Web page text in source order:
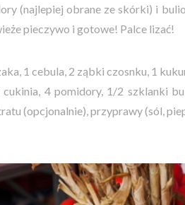
(najlepiej obrane ze skórki) i
pieczywo i gotowe! Palce lizać!
1 cebula, 2 ząbki czosnku, 1
4 pomidory, 1/2 szklanki
(opcjonalnie), przyprawy (sól,